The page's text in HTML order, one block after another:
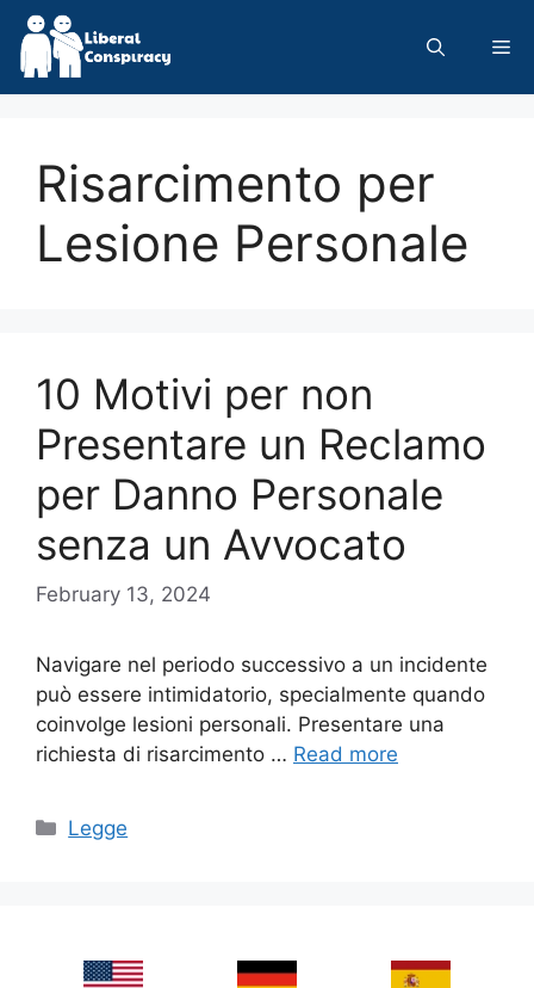
Skip
content
Risarcimento per
Lesione Personale
10 Motivi per non
Presentare un Reclamo
per Danno Personale
senza un Avvocato
February 13, 2024
Navigare nel periodo successivo a un incidente
può essere intimidatorio, specialmente quando
coinvolge lesioni personali. Presentare una
richiesta di risarcimento … Read more
Categories
Legge